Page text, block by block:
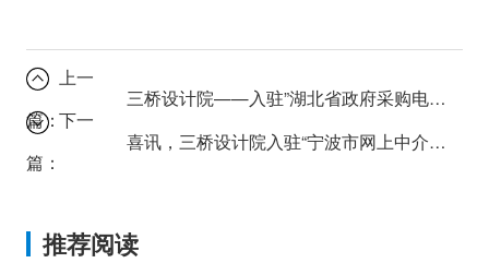
上一
篇：
三桥设计院——入驻”湖北省政府采购电子平台”
下一
篇：
喜讯，三桥设计院入驻“宁波市网上中介超市”啦
推荐阅读